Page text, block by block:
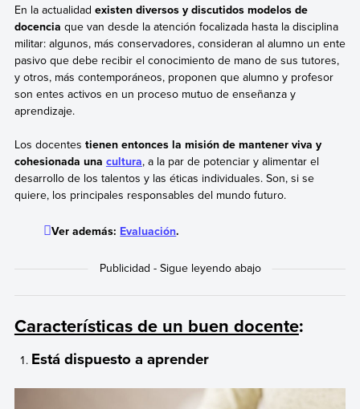
En la actualidad existen diversos y discutidos modelos de
docencia que van desde la atención focalizada hasta la disciplina
militar: algunos, más conservadores, consideran al alumno un ente
pasivo que debe recibir el conocimiento de mano de sus tutores,
y otros, más contemporáneos, proponen que alumno y profesor
son entes activos en un proceso mutuo de enseñanza y
aprendizaje.
Los docentes tienen entonces la misión de mantener viva y
cohesionada una cultura, a la par de potenciar y alimentar el
desarrollo de los talentos y las éticas individuales. Son, si se
quiere, los principales responsables del mundo futuro.
Ver además: Evaluación.
Características de un buen docente:
Está dispuesto a aprender